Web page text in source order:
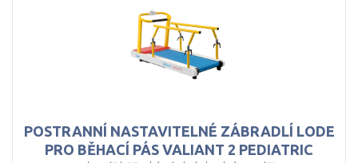
POSTRANNÍ NASTAVITELNÉ ZÁBRADLÍ LODE
PRO BĚHACÍ PÁS VALIANT 2 PEDIATRIC